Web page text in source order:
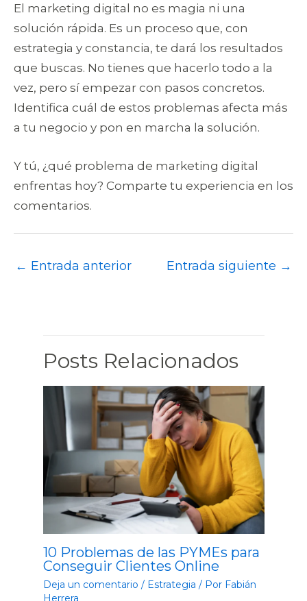
El marketing digital no es magia ni una
solución rápida. Es un proceso que, con
estrategia y constancia, te dará los resultados
que buscas. No tienes que hacerlo todo a la
vez, pero sí empezar con pasos concretos.
Identifica cuál de estos problemas afecta más
a tu negocio y pon en marcha la solución.
Y tú, ¿qué problema de marketing digital
enfrentas hoy? Comparte tu experiencia en los
comentarios.
← Entrada anterior Entrada siguiente →
Posts Relacionados
10 Problemas de las PYMEs para
Conseguir Clientes Online
Deja un comentario / Estrategia / Por Fabián
Herrera